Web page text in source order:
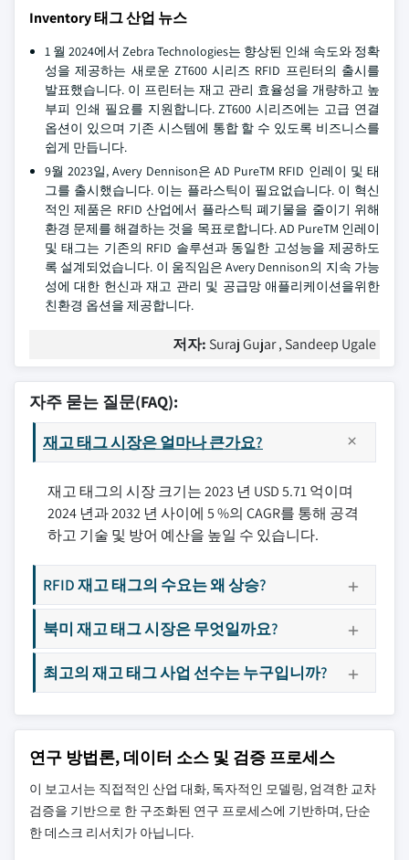
Inventory 태그 산업 뉴스
1 월 2024에서 Zebra Technologies는 향상된 인쇄 속도와 정확
성을 제공하는 새로운 ZT600 시리즈 RFID 프린터의 출시를
발표했습니다. 이 프린터는 재고 관리 효율성을 개량하고 높
부피 인쇄 필요를 지원합니다. ZT600 시리즈에는 고급 연결
옵션이 있으며 기존 시스템에 통합 할 수 있도록 비즈니스를
쉽게 만듭니다.
9월 2023일, Avery Dennison은 AD PureTM RFID 인레이 및 태
그를 출시했습니다. 이는 플라스틱이 필요없습니다. 이 혁신
적인 제품은 RFID 산업에서 플라스틱 폐기물을 줄이기 위해
환경 문제를 해결하는 것을 목표로합니다. AD PureTM 인레이
및 태그는 기존의 RFID 솔루션과 동일한 고성능을 제공하도
록 설계되었습니다. 이 움직임은 Avery Dennison의 지속 가능
성에 대한 헌신과 재고 관리 및 공급망 애플리케이션을위한
친환경 옵션을 제공합니다.
저자: Suraj Gujar , Sandeep Ugale
자주 묻는 질문(FAQ):
재고 태그 시장은 얼마나 큰가요?
재고 태그의 시장 크기는 2023 년 USD 5.71 억이며
2024 년과 2032 년 사이에 5 %의 CAGR를 통해 공격
하고 기술 및 방어 예산을 높일 수 있습니다.
RFID 재고 태그의 수요는 왜 상승?
북미 재고 태그 시장은 무엇일까요?
최고의 재고 태그 사업 선수는 누구입니까?
연구 방법론, 데이터 소스 및 검증 프로세스
이 보고서는 직접적인 산업 대화, 독자적인 모델링, 엄격한 교차
검증을 기반으로 한 구조화된 연구 프로세스에 기반하며, 단순
한 데스크 리서치가 아닙니다.